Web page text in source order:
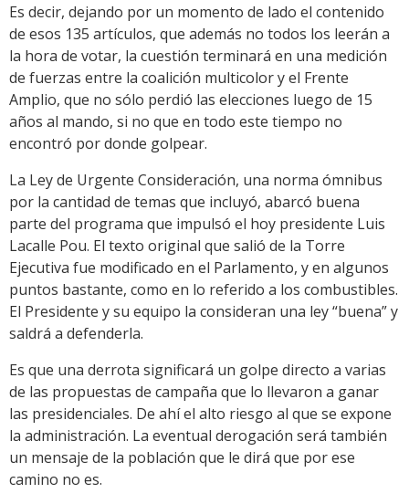
Es decir, dejando por un momento de lado el contenido
de esos 135 artículos, que además no todos los leerán a
la hora de votar, la cuestión terminará en una medición
de fuerzas entre la coalición multicolor y el Frente
Amplio, que no sólo perdió las elecciones luego de 15
años al mando, si no que en todo este tiempo no
encontró por donde golpear.
La Ley de Urgente Consideración, una norma ómnibus
por la cantidad de temas que incluyó, abarcó buena
parte del programa que impulsó el hoy presidente Luis
Lacalle Pou. El texto original que salió de la Torre
Ejecutiva fue modificado en el Parlamento, y en algunos
puntos bastante, como en lo referido a los combustibles.
El Presidente y su equipo la consideran una ley “buena” y
saldrá a defenderla.
Es que una derrota significará un golpe directo a varias
de las propuestas de campaña que lo llevaron a ganar
las presidenciales. De ahí el alto riesgo al que se expone
la administración. La eventual derogación será también
un mensaje de la población que le dirá que por ese
camino no es.